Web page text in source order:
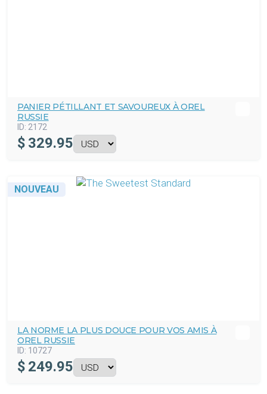
PANIER PÉTILLANT ET SAVOUREUX À OREL
RUSSIE
ID: 2172
$ 329.95
NOUVEAU
LA NORME LA PLUS DOUCE POUR VOS AMIS À
OREL RUSSIE
ID: 10727
$ 249.95